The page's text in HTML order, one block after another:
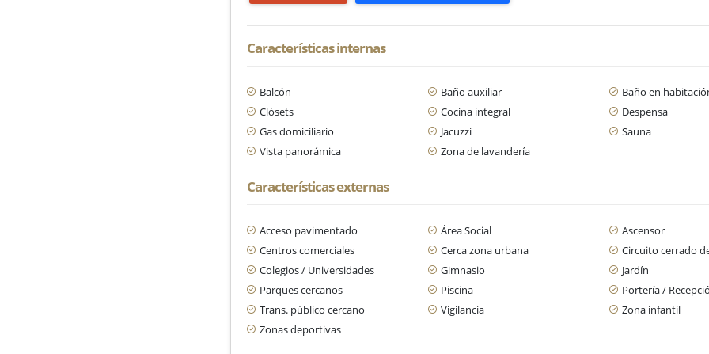
Características internas
Balcón Baño auxiliar Baño en
Clósets
Cocina integral Despensa
Gas domiciliario
Jacuzzi Sauna
Vista panorámica
Zona de lavandería
Características externas
Acceso pavimentado Área Social Ascensor
Centros comerciales
Cerca zona urbana Circuito cerrado
Colegios / Universidades
Gimnasio Jardín
Parques cercanos
Piscina Portería /
Trans. público cercano
Vigilancia Zona infantil
Zonas deportivas